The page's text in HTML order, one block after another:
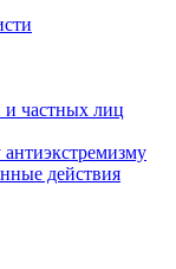
частных лиц
действия